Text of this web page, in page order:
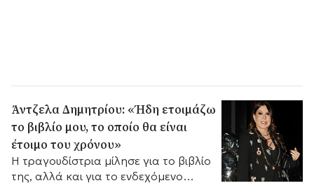
Άντζελα Δημητρίου: «Ήδη ετοιμάζω
το βιβλίο μου, το οποίο θα είναι
έτοιμο του χρόνου»
Η τραγουδίστρια μίλησε για το βιβλίο
της, αλλά και για το ενδεχόμενο